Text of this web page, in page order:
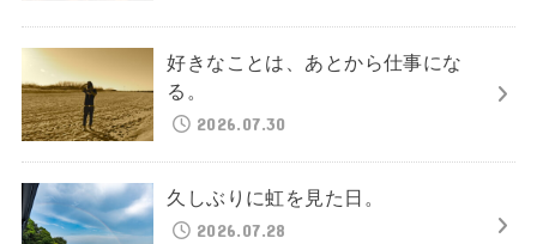
好きなことは、あとから仕事にな
る。
2026.07.30
久しぶりに虹を見た日。
2026.07.28